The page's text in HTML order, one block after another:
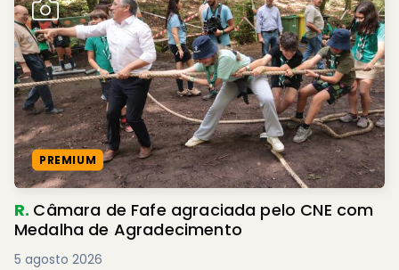
PREMIUM
R. Câmara de Fafe agraciada pelo CNE com
Medalha de Agradecimento
5 agosto 2026